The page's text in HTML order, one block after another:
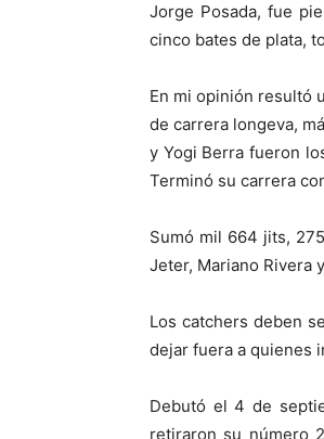
Jorge Posada, fue
cinco bates de plata,
En mi opinión resultó
de carrera longeva,
y Yogi Berra fueron
Terminó su carrera
Sumó mil 664 jits,
Jeter, Mariano Rivera
Los catchers deben
dejar fuera a quienes
Debutó el 4 de
retiraron su número